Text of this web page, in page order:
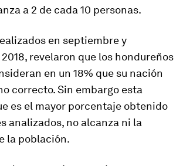
a 2 de cada 10 personas.
en septiembre y
revelaron que los hondureños
en un 18% que su nación
correcto. Sin embargo esta
es el mayor porcentaje obtenido
analizados, no alcanza ni la
la población.